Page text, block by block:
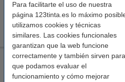
Para facilitarte el uso de nuestra
página 123tinta.es lo máximo
utilizamos cookies y técnicas
similares. Las cookies funcionales
garantizan que la web funcione
correctamente y también sirven para
que podamos evaluar el
funcionamiento y cómo mejorar
Olivetti IN506 (B0497) cartucho
tres colores primarios